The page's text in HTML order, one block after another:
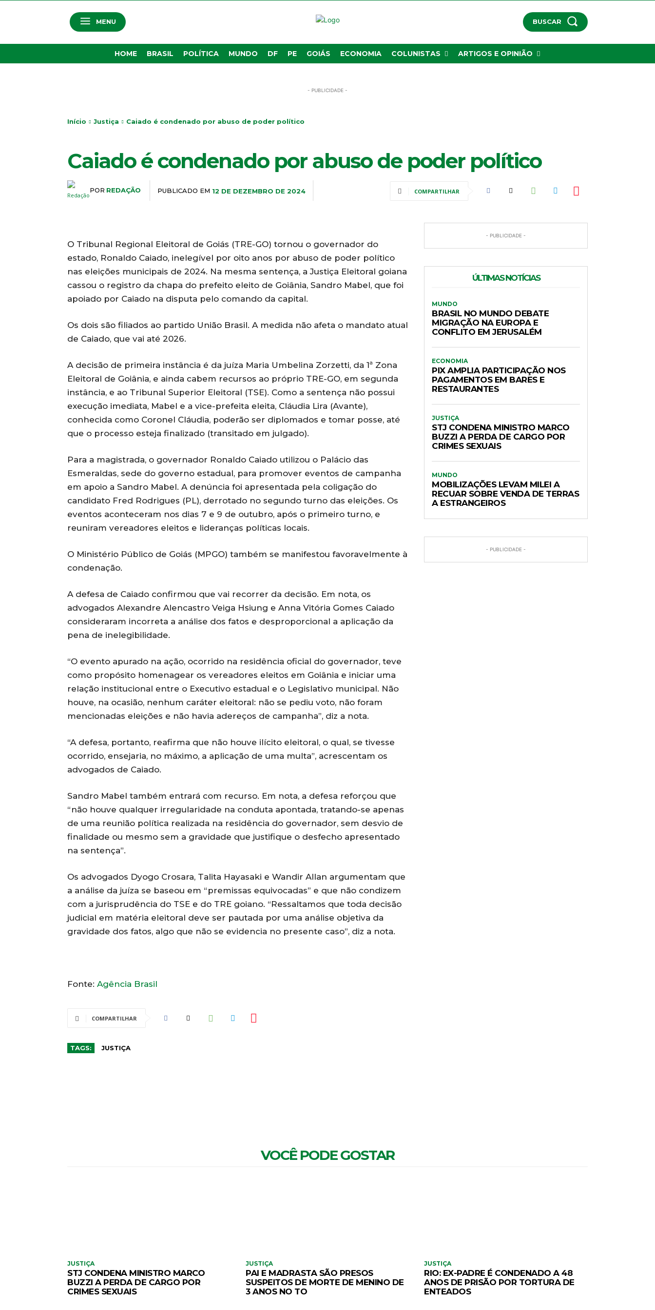
MENU BUSCAR
HOME BRASIL POLÍTICA MUNDO DF PE GOIÁS ECONOMIA COLUNISTAS ARTIGOS E OPINIÃO
- PUBLICIDADE -
Início Justiça Caiado é condenado por abuso de poder político
Caiado é condenado por abuso de poder político
POR REDAÇÃO PUBLICADO EM 12 DE DEZEMBRO DE 2024 COMPARTILHAR
O Tribunal Regional Eleitoral de Goiás (TRE-GO) tornou o governador do
estado, Ronaldo Caiado, inelegível por oito anos por abuso de poder político
nas eleições municipais de 2024. Na mesma sentença, a Justiça Eleitoral goiana
cassou o registro da chapa do prefeito eleito de Goiânia, Sandro Mabel, que foi
apoiado por Caiado na disputa pelo comando da capital.
Os dois são filiados ao partido União Brasil. A medida não afeta o mandato atual
de Caiado, que vai até 2026.
A decisão de primeira instância é da juíza Maria Umbelina Zorzetti, da 1ª Zona
Eleitoral de Goiânia, e ainda cabem recursos ao próprio TRE-GO, em segunda
instância, e ao Tribunal Superior Eleitoral (TSE). Como a sentença não possui
execução imediata, Mabel e a vice-prefeita eleita, Cláudia Lira (Avante),
conhecida como Coronel Cláudia, poderão ser diplomados e tomar posse, até
que o processo esteja finalizado (transitado em julgado).
Para a magistrada, o governador Ronaldo Caiado utilizou o Palácio das
Esmeraldas, sede do governo estadual, para promover eventos de campanha
em apoio a Sandro Mabel. A denúncia foi apresentada pela coligação do
candidato Fred Rodrigues (PL), derrotado no segundo turno das eleições. Os
eventos aconteceram nos dias 7 e 9 de outubro, após o primeiro turno, e
reuniram vereadores eleitos e lideranças políticas locais.
O Ministério Público de Goiás (MPGO) também se manifestou favoravelmente à
condenação.
A defesa de Caiado confirmou que vai recorrer da decisão. Em nota, os
advogados Alexandre Alencastro Veiga Hsiung e Anna Vitória Gomes Caiado
consideraram incorreta a análise dos fatos e desproporcional a aplicação da
pena de inelegibilidade.
“O evento apurado na ação, ocorrido na residência oficial do governador, teve
como propósito homenagear os vereadores eleitos em Goiânia e iniciar uma
relação institucional entre o Executivo estadual e o Legislativo municipal. Não
houve, na ocasião, nenhum caráter eleitoral: não se pediu voto, não foram
mencionadas eleições e não havia adereços de campanha”, diz a nota.
“A defesa, portanto, reafirma que não houve ilícito eleitoral, o qual, se tivesse
ocorrido, ensejaria, no máximo, a aplicação de uma multa”, acrescentam os
advogados de Caiado.
Sandro Mabel também entrará com recurso. Em nota, a defesa reforçou que
“não houve qualquer irregularidade na conduta apontada, tratando-se apenas
de uma reunião política realizada na residência do governador, sem desvio de
finalidade ou mesmo sem a gravidade que justifique o desfecho apresentado
na sentença”.
Os advogados Dyogo Crosara, Talita Hayasaki e Wandir Allan argumentam que
a análise da juíza se baseou em “premissas equivocadas” e que não condizem
com a jurisprudência do TSE e do TRE goiano. “Ressaltamos que toda decisão
judicial em matéria eleitoral deve ser pautada por uma análise objetiva da
gravidade dos fatos, algo que não se evidencia no presente caso”, diz a nota.
Fonte: Agência Brasil
COMPARTILHAR
TAGS: JUSTIÇA
- PUBLICIDADE -
ÚLTIMAS NOTÍCIAS
MUNDO
BRASIL NO MUNDO DEBATE
MIGRAÇÃO NA EUROPA E
CONFLITO EM JERUSALÉM
ECONOMIA
PIX AMPLIA PARTICIPAÇÃO NOS
PAGAMENTOS EM BARES E
RESTAURANTES
JUSTIÇA
STJ CONDENA MINISTRO MARCO
BUZZI A PERDA DE CARGO POR
CRIMES SEXUAIS
MUNDO
MOBILIZAÇÕES LEVAM MILEI A
RECUAR SOBRE VENDA DE TERRAS
A ESTRANGEIROS
- PUBLICIDADE -
VOCÊ PODE GOSTAR
JUSTIÇA
STJ CONDENA MINISTRO MARCO
BUZZI A PERDA DE CARGO POR
CRIMES SEXUAIS
JUSTIÇA
PAI E MADRASTA SÃO PRESOS
SUSPEITOS DE MORTE DE MENINO DE
3 ANOS NO TO
JUSTIÇA
RIO: EX-PADRE É CONDENADO A 48
ANOS DE PRISÃO POR TORTURA DE
ENTEADOS